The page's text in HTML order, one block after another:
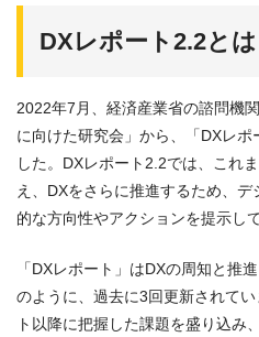
DXレポート2.2とは
2022年7月、経済産業省の諮問機
に向けた研究会」から、「DXレ
した。DXレポート2.2では、これ
え、DXをさらに推進するため、
的な方向性やアクションを提示し
「DXレポート」はDXの周知と推
のように、過去に3回更新されて
ト以降に把握した課題を盛り込み